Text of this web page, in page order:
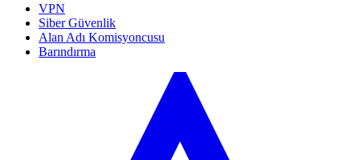
VPN
Siber Güvenlik
Alan Adı Komisyoncusu
Barındırma